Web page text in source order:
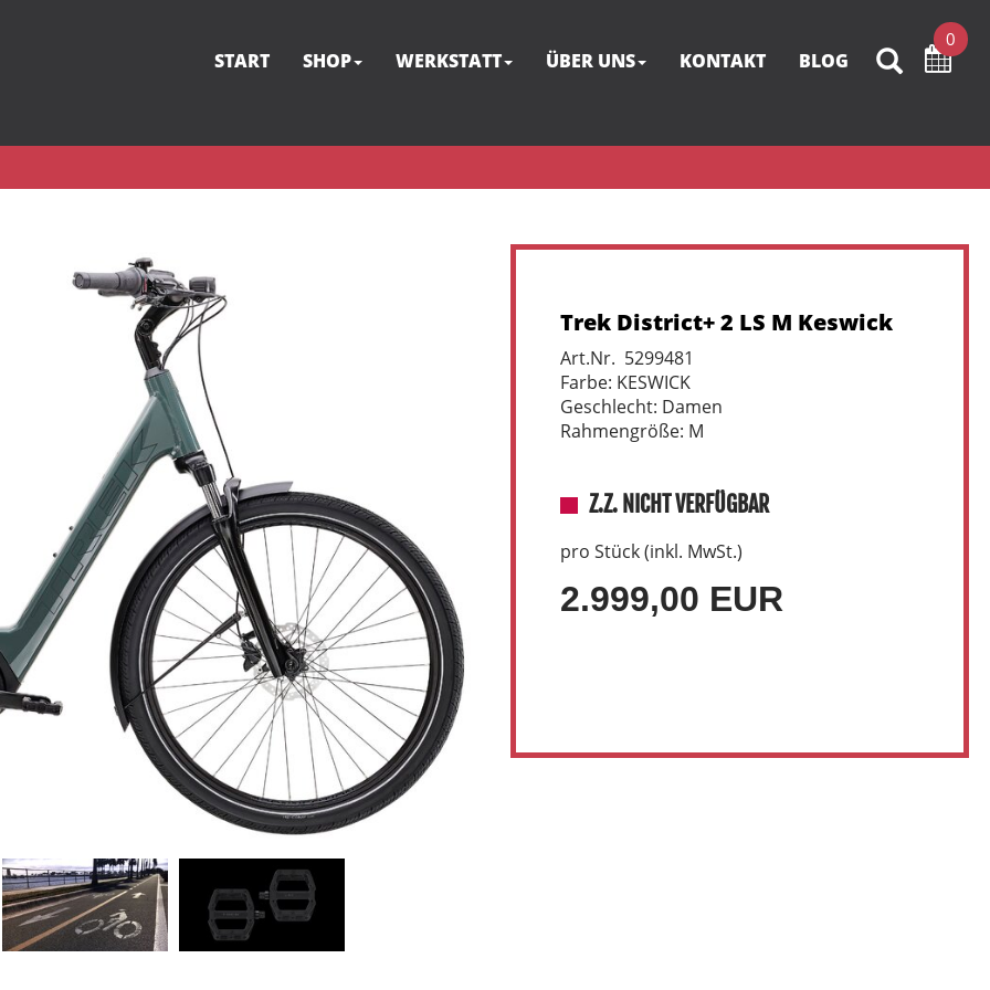
0
START SHOP WERKSTATT ÜBER UNS KONTAKT BLOG
Trek District+ 2 LS M Keswick
Art.Nr. 5299481
Farbe: KESWICK
Geschlecht: Damen
Rahmengröße: M
Z.Z. NICHT VERFÜGBAR
pro Stück (inkl. MwSt.)
2.999,00 EUR